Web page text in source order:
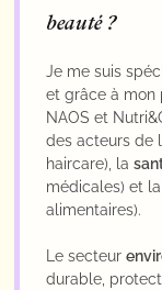
beauté ?
Je me suis
et grâce à mon
NAOS et
des acteurs de
haircare), la
médicales) et la
alimentaires).
Le secteur
durable,